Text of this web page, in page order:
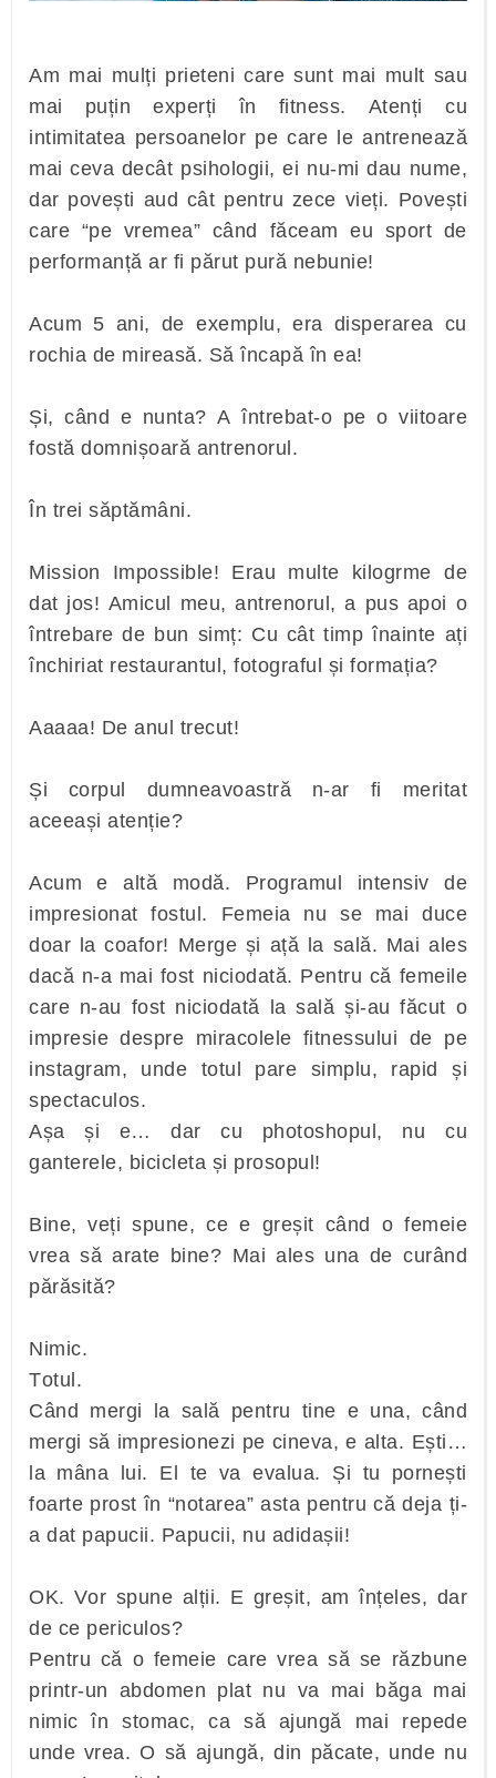
Am mai mulți prieteni care sunt mai mult sau
mai puțin experți în fitness. Atenți cu
intimitatea persoanelor pe care le antrenează
mai ceva decât psihologii, ei nu-mi dau nume,
dar povești aud cât pentru zece vieți. Povești
care “pe vremea” când făceam eu sport de
performanță ar fi părut pură nebunie!
Acum 5 ani, de exemplu, era disperarea cu
rochia de mireasă. Să încapă în ea!
Și, când e nunta? A întrebat-o pe o viitoare
fostă domnișoară antrenorul.
În trei săptămâni.
Mission Impossible! Erau multe kilogrme de
dat jos! Amicul meu, antrenorul, a pus apoi o
întrebare de bun simț: Cu cât timp înainte ați
închiriat restaurantul, fotograful și formația?
Aaaaa! De anul trecut!
Și corpul dumneavoastră n-ar fi meritat
aceeași atenție?
Acum e altă modă. Programul intensiv de
impresionat fostul. Femeia nu se mai duce
doar la coafor! Merge și ață la sală. Mai ales
dacă n-a mai fost niciodată. Pentru că femeile
care n-au fost niciodată la sală și-au făcut o
impresie despre miracolele fitnessului de pe
instagram, unde totul pare simplu, rapid și
spectaculos.
Așa și e… dar cu photoshopul, nu cu
ganterele, bicicleta și prosopul!
Bine, veți spune, ce e greșit când o femeie
vrea să arate bine? Mai ales una de curând
părăsită?
Nimic.
Totul.
Când mergi la sală pentru tine e una, când
mergi să impresionezi pe cineva, e alta. Ești…
la mâna lui. El te va evalua. Și tu pornești
foarte prost în “notarea” asta pentru că deja ți-
a dat papucii. Papucii, nu adidașii!
OK. Vor spune alții. E greșit, am înțeles, dar
de ce periculos?
Pentru că o femeie care vrea să se răzbune
printr-un abdomen plat nu va mai băga mai
nimic în stomac, ca să ajungă mai repede
unde vrea. O să ajungă, din păcate, unde nu